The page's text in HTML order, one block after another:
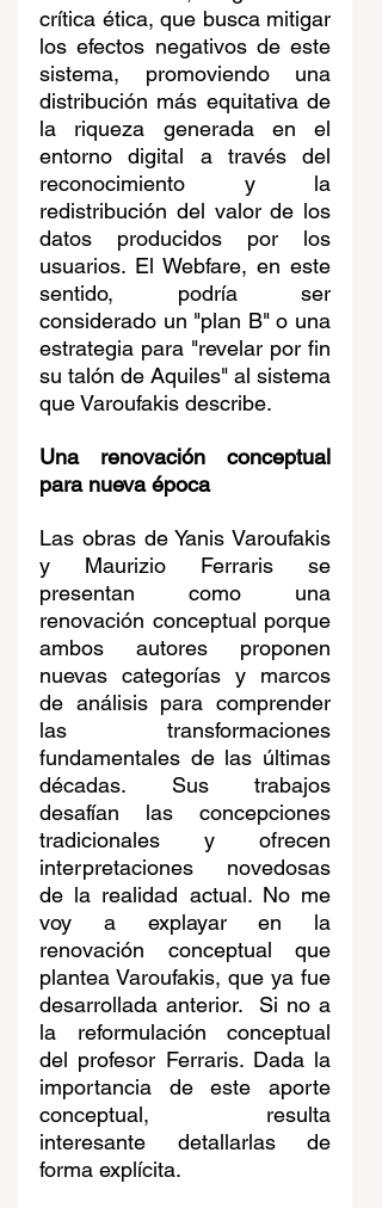
crítica ética, que busca mitigar
los efectos negativos de este
sistema, promoviendo una
distribución más equitativa de
la riqueza generada en el
entorno digital a través del
reconocimiento y la
redistribución del valor de los
datos producidos por los
usuarios. El Webfare, en este
sentido, podría ser
considerado un "plan B" o una
estrategia para "revelar por fin
su talón de Aquiles" al sistema
que Varoufakis describe.
Una renovación conceptual
para nueva época
Las obras de Yanis Varoufakis
y Maurizio Ferraris se
presentan como una
renovación conceptual porque
ambos autores proponen
nuevas categorías y marcos
de análisis para comprender
las transformaciones
fundamentales de las últimas
décadas. Sus trabajos
desafían las concepciones
tradicionales y ofrecen
interpretaciones novedosas
de la realidad actual. No me
voy a explayar en la
renovación conceptual que
plantea Varoufakis, que ya fue
desarrollada anterior.  Si no a
la reformulación conceptual
del profesor Ferraris. Dada la
importancia de este aporte
conceptual, resulta
interesante detallarlas de
forma explícita.